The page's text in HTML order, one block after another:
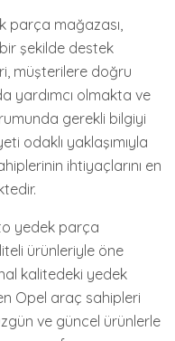
parça mağazası,
şekilde destek
müşterilere doğru
yardımcı olmakta ve
gerekli bilgiyi
odaklı yaklaşımıyla
ihtiyaçlarını en
yedek parça
ürünleriyle öne
kalitedeki yedek
Opel araç sahipleri
ve güncel ürünlerle